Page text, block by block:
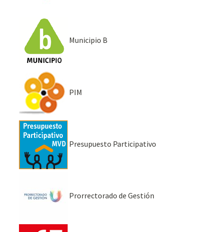
Municipio B
PIM
Presupuesto Participativo
Prorrectorado de Gestión